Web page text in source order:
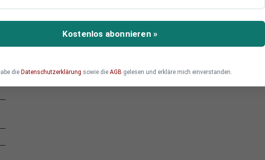
Hypo Alpe Adria Haircut. Das
Der Betrag, für den einige
Organisationen
dafür trägt
Kostenlos abonnieren »
die Datenschutzerklärung sowie die AGB gelesen und erkläre mich einverstanden.